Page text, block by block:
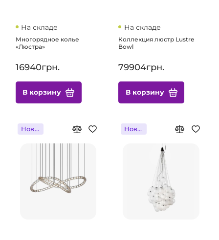
На складе
Многорядное колье
«Люстра»
16940грн.
В корзину
На складе
Коллекция люстр Lustre
Bowl
79904грн.
В корзину
Новинка Новинка